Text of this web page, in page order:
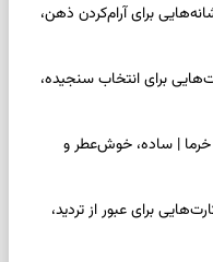
یکشنبه ۱۸ مرداد ۱۴۰۵ | نشانه‌هایی برای آرام‌کردن ذهن،
امروز یکشنبه ۱۸ مرداد ۱۴۰۵ | نیت‌هایی برای انتخاب سنجیده،
| ساده، خوش‌عطر و
امروز یکشنبه ۱۸ مرداد ۱۴۰۵ | کارت‌هایی برای عبور از تردید،